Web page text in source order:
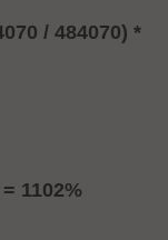
/ 484070) *
1102%